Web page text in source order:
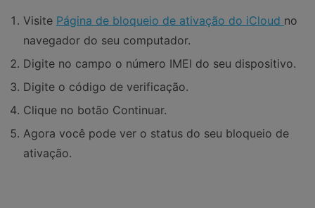
Visite Página de bloqueio de ativação do iCloud no
navegador do seu computador.
Digite no campo o número IMEI do seu dispositivo.
Digite o código de verificação.
Clique no botão Continuar.
Agora você pode ver o status do seu bloqueio de
ativação.